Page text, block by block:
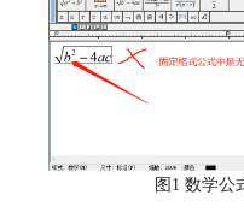
图1 数学公